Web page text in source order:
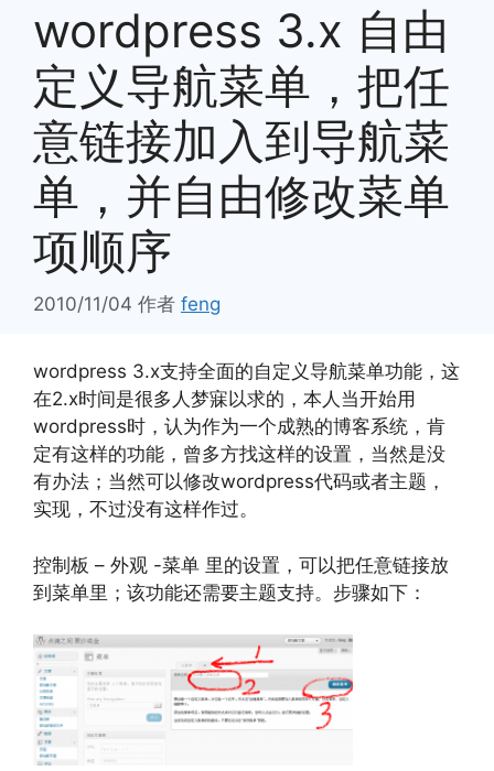
wordpress 3.x 自由
定义导航菜单，把任
意链接加入到导航菜
单，并自由修改菜单
项顺序
2010/11/04 作者 feng
wordpress 3.x支持全面的自定义导航菜单功能，这
在2.x时间是很多人梦寐以求的，本人当开始用
wordpress时，认为作为一个成熟的博客系统，肯
定有这样的功能，曾多方找这样的设置，当然是没
有办法；当然可以修改wordpress代码或者主题，
实现，不过没有这样作过。
控制板 – 外观 -菜单 里的设置，可以把任意链接放
到菜单里；该功能还需要主题支持。步骤如下：